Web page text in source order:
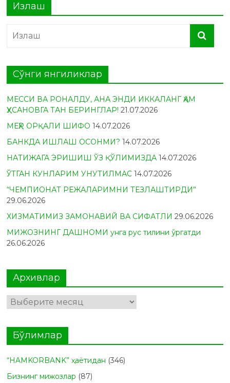
Излаш
Сўнги янгиликлар
МЕССИ ВА РОНАЛДУ, АНА ЭНДИ ИККАЛАНГ ҲАМ
ҲУСАНОВГА ТАН БЕРИНГЛАР! 21.07.2026
МЕҲР ОРҚАЛИ ШИФО 14.07.2026
БАНКДА ИШЛАШ ОСОНМИ? 14.07.2026
НАТИЖАГА ЭРИШИШ ЎЗ ҚЎЛИМИЗДА 14.07.2026
ЎТГАН КУНЛАРИМ УНУТИЛМАС 14.07.2026
“ЧЕМПИОНАТ РЕЖАЛАРИМНИ ТЕЗЛАШТИРДИ”
29.06.2026
ХИЗМАТИМИЗ ЗАМОНАВИЙ ВА СИФАТЛИ 29.06.2026
МИЖОЗНИНГ ДАШНОМИ унга рус тилини ўргатди
26.06.2026
Архивлар
Архивлар
Бўлимлар
“HAMKORBANK” ҳаётидан (346)
Бизнинг мижозлар (87)